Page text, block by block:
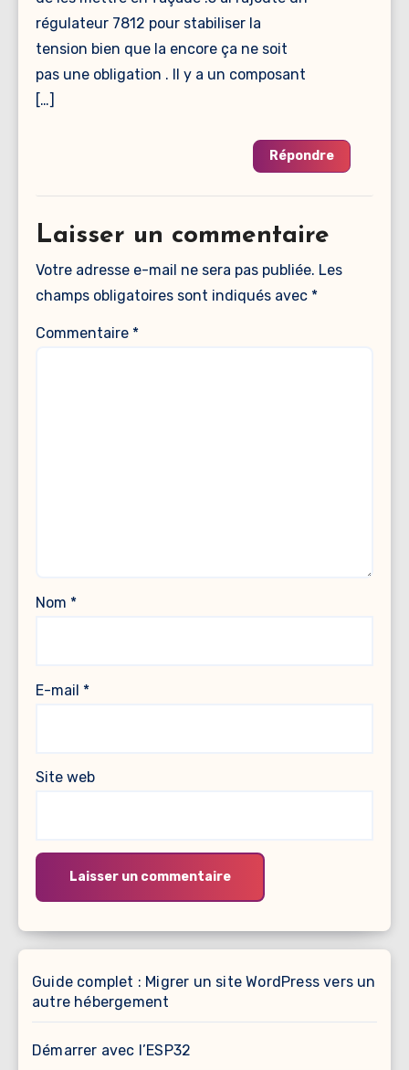
régulateur 7812 pour stabiliser la
tension bien que la encore ça ne soit
pas une obligation . Il y a un composant
[…]
Répondre
Laisser un commentaire
Votre adresse e-mail ne sera pas publiée. Les
champs obligatoires sont indiqués avec *
Commentaire *
Nom *
E-mail *
Site web
Guide complet : Migrer un site WordPress vers un
autre hébergement
Démarrer avec l’ESP32